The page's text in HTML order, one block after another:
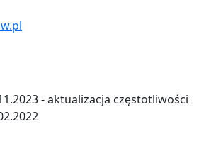
- aktualizacja częstotliwości